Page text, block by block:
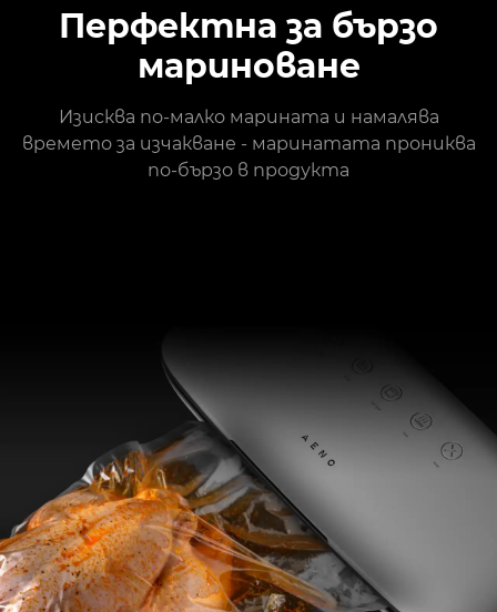
Перфектна за бързо
мариноване
Изисква по-малко марината и намалява
времето за изчакване - маринатата прониква
по-бързо в продукта